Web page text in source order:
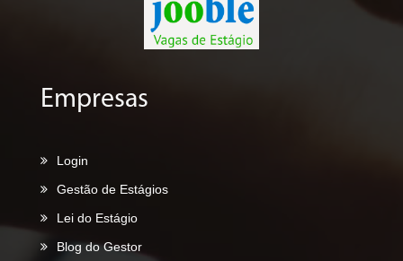
Empresas
Login
Gestão de Estágios
Lei do Estágio
Blog do Gestor